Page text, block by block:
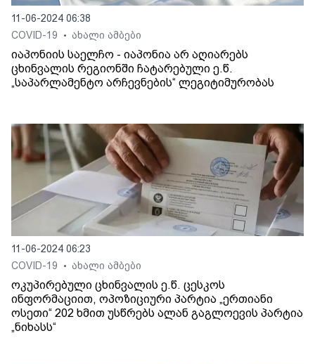
11-06-2024 06:38
COVID-19
• ახალი ამბები
იაპონიის საელჩო - იაპონია არ აღიარებს
ცხინვალის რეგიონში ჩატარებული ე.წ.
„საპარლამენტო არჩევნების“ ლეგიტიმურობას
11-06-2024 06:23
COVID-19
• ახალი ამბები
ოკუპირებული ცხინვალის ე.წ. ცესკოს
ინფორმაციით, ოპოზიციური პარტია „ერთიანი
ოსეთი“ 202 ხმით უსწრებს ალან გაგლოევის პარტია
„ნიხასს“